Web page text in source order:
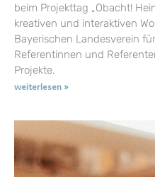
beim Projekttag „Obacht!
kreativen und interaktiven
Bayerischen Landesverein
Referentinnen und
Projekte.
weiterlesen »